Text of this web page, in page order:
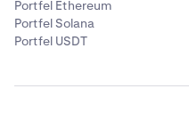
Portfel Ethereum
Portfel Solana
Portfel USDT